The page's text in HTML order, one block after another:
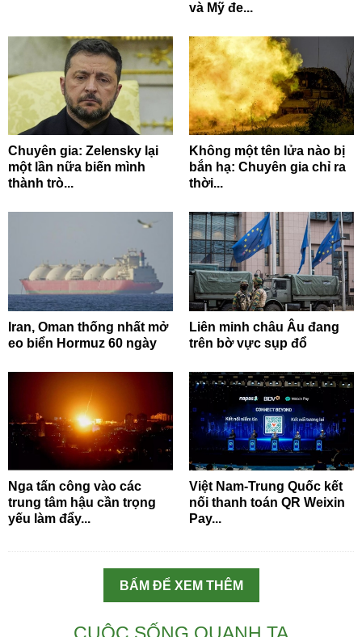
và Mỹ đe...
Chuyên gia: Zelensky lại
một lần nữa biến mình
thành trò...
Không một tên lửa nào bị
bắn hạ: Chuyên gia chỉ ra
thời...
Iran, Oman thống nhất mở
eo biển Hormuz 60 ngày
Liên minh châu Âu đang
trên bờ vực sụp đổ
Nga tấn công vào các
trung tâm hậu cần trọng
yếu làm đẩy...
Việt Nam-Trung Quốc kết
nối thanh toán QR Weixin
Pay...
BẤM ĐỂ XEM THÊM
CUỘC SỐNG QUANH TA